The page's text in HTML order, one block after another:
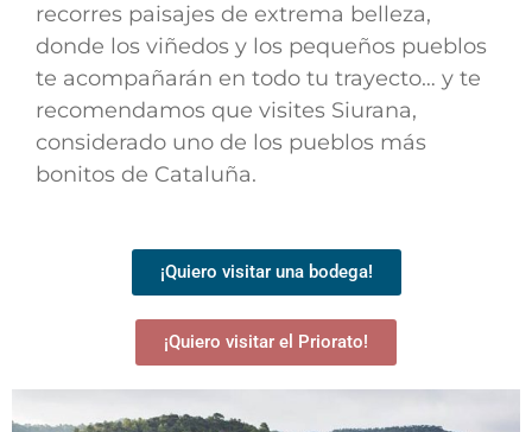
recorres paisajes de extrema belleza,
donde los viñedos y los pequeños pueblos
te acompañarán en todo tu trayecto… y te
recomendamos que visites Siurana,
considerado uno de los pueblos más
bonitos de Cataluña.
¡Quiero visitar una bodega!
¡Quiero visitar el Priorato!